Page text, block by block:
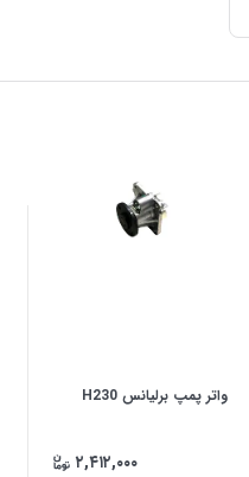
واتر پمپ برلیانس H230
۲,۴۱۲,۰۰۰